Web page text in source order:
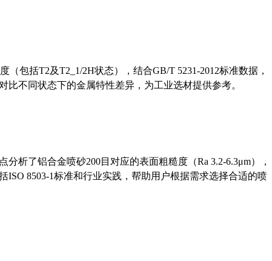
包括T2及T2_1/2H状态），结合GB/T 5231-2012标准数据，
比不同状态下的金属特性差异，为工业选材提供参考。
析了铝合金喷砂200目对应的表面粗糙度（Ra 3.2-6.3μm），
ISO 8503-1标准和行业实践，帮助用户根据需求选择合适的喷